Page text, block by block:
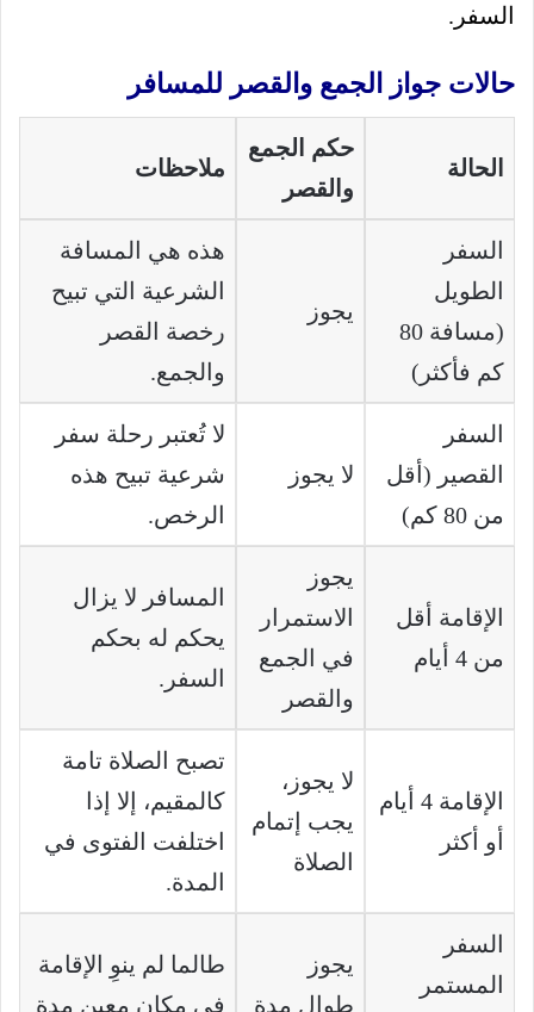
السفر.
حالات جواز الجمع والقصر للمسافر
الحالة
حكم الجمع
والقصر
ملاحظات
السفر
الطويل
(مسافة 80
كم فأكثر)
يجوز
هذه هي المسافة
الشرعية التي تبيح
رخصة القصر
والجمع.
السفر
القصير (أقل
من 80 كم)
لا يجوز
لا تُعتبر رحلة سفر
شرعية تبيح هذه
الرخص.
الإقامة أقل
من 4 أيام
يجوز
الاستمرار
في الجمع
والقصر
المسافر لا يزال
يحكم له بحكم
السفر.
الإقامة 4 أيام
أو أكثر
لا يجوز،
يجب إتمام
الصلاة
تصبح الصلاة تامة
كالمقيم، إلا إذا
اختلفت الفتوى في
المدة.
السفر
المستمر
يجوز
طوال مدة
طالما لم ينوِ الإقامة
في مكان معين مدة